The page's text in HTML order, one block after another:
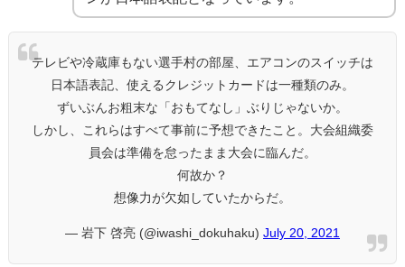
テレビや冷蔵庫もない選手村の部屋、エアコンのスイッチは
日本語表記、使えるクレジットカードは一種類のみ。
ずいぶんお粗末な「おもてなし」ぶりじゃないか。
しかし、これらはすべて事前に予想できたこと。大会組織委
員会は準備を怠ったまま大会に臨んだ。
何故か？
想像力が欠如していたからだ。
— 岩下 啓亮 (@iwashi_dokuhaku) July 20, 2021